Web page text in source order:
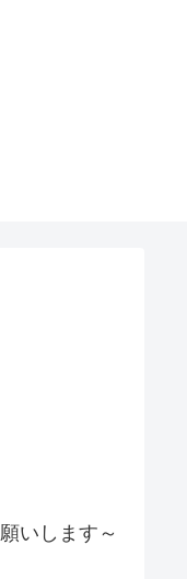
いします～